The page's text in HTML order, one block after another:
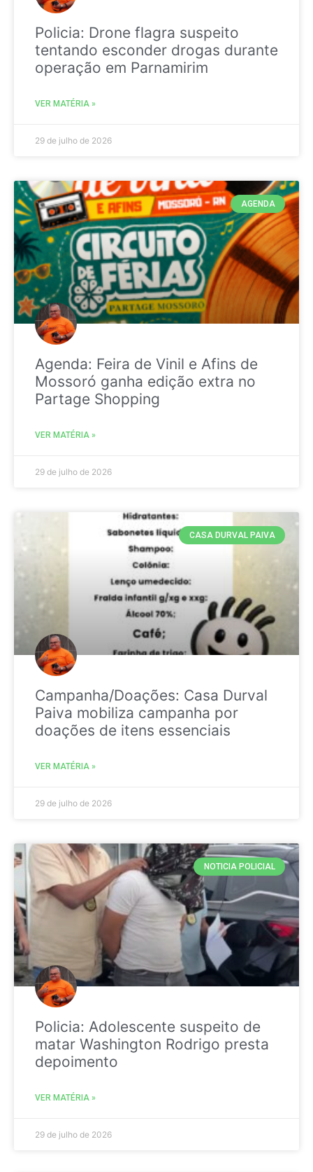
Policia: Drone flagra suspeito
tentando esconder drogas durante
operação em Parnamirim
VER MATÉRIA »
29 de julho de 2026
AGENDA
Agenda: Feira de Vinil e Afins de
Mossoró ganha edição extra no
Partage Shopping
VER MATÉRIA »
29 de julho de 2026
CASA DURVAL PAIVA
Campanha/Doações: Casa Durval
Paiva mobiliza campanha por
doações de itens essenciais
VER MATÉRIA »
29 de julho de 2026
NOTICIA POLICIAL
Policia: Adolescente suspeito de
matar Washington Rodrigo presta
depoimento
VER MATÉRIA »
29 de julho de 2026